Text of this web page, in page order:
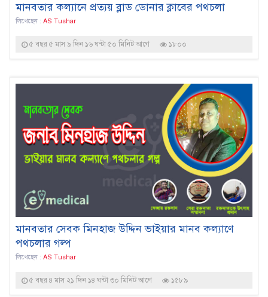
মানবতার কল্যানে প্রত্যয় ব্লাড ডোনার ক্লাবের পথচলা
লিখেছেন : AS Tushar
৫ বছর ৫ মাস ৯ দিন ১৬ ঘন্টা ৫০ মিনিট আগে ১৮০০
মানবতার সেবক মিনহাজ উদ্দিন ভাইয়ার মানব কল্যাণে
পথচলার গল্প
লিখেছেন : AS Tushar
৫ বছর ৪ মাস ২১ দিন ১৪ ঘন্টা ৩০ মিনিট আগে ১৫৮৯